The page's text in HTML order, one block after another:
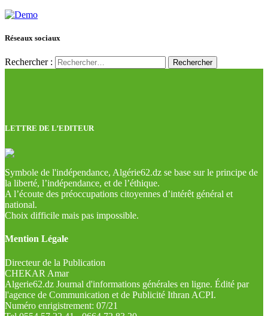
Réseaux sociaux
Rechercher :
LETTRE DE L’EDITEUR
Symbole de l'indépendance, Algérie62.dz se base sur le principe de
la liberté, l’indépendance, et de l’éthique.
A l’écoute des préoccupations citoyennes d’intérêt général et
national.
Choix difficile mais pas impossible.
Mention Légale
Directeur de la Publication
CHEKAR Amar
Algerie62.dz Journal d'informations générales en ligne. Édité par
l'agence de Communication et de Publicité Ithran ACPI.
Numéro enrigistrement: 07/21